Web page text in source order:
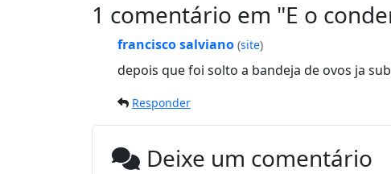
1 comentário em "E o
francisco salviano (site)
depois que foi solto a bandeja de ovos ja
Responder
Deixe um comentário